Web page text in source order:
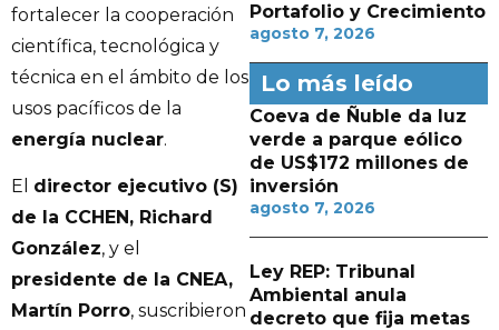
fortalecer la cooperación
científica, tecnológica y
técnica en el ámbito de los
usos pacíficos de la
energía nuclear.
El director ejecutivo (S)
de la CCHEN, Richard
González, y el
presidente de la CNEA,
Martín Porro, suscribieron
Portafolio y Crecimiento
agosto 7, 2026
Lo más leído
Coeva de Ñuble da luz
verde a parque eólico
de US$172 millones de
inversión
agosto 7, 2026
Ley REP: Tribunal
Ambiental anula
decreto que fija metas